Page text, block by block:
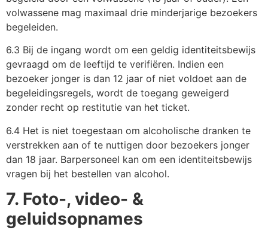
volwassene mag maximaal drie minderjarige bezoekers
begeleiden.
6.3 Bij de ingang wordt om een geldig identiteitsbewijs
gevraagd om de leeftijd te verifiëren. Indien een
bezoeker jonger is dan 12 jaar of niet voldoet aan de
begeleidingsregels, wordt de toegang geweigerd
zonder recht op restitutie van het ticket.
6.4 Het is niet toegestaan om alcoholische dranken te
verstrekken aan of te nuttigen door bezoekers jonger
dan 18 jaar. Barpersoneel kan om een identiteitsbewijs
vragen bij het bestellen van alcohol.
7. Foto-, video- &
geluidsopnames